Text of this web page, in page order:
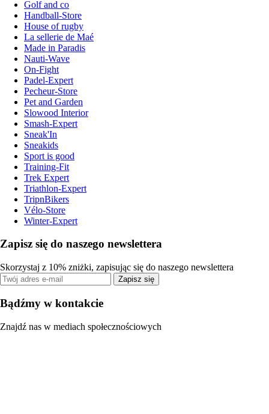
Golf and co
Handball-Store
House of rugby
La sellerie de Maé
Made in Paradis
Nauti-Wave
On-Fight
Padel-Expert
Pecheur-Store
Pet and Garden
Slowood Interior
Smash-Expert
Sneak'In
Sneakids
Sport is good
Training-Fit
Trek Expert
Triathlon-Expert
TripnBikers
Vélo-Store
Winter-Expert
Zapisz się do naszego newslettera
Skorzystaj z 10% zniżki, zapisując się do naszego newslettera
Zapisz się
Bądźmy w kontakcie
Znajdź nas w mediach społecznościowych